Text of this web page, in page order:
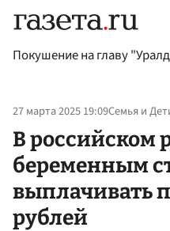
Покушение на главу
27 марта 2025 19:09Семья и
В российском
беременным
выплачивать
рублей